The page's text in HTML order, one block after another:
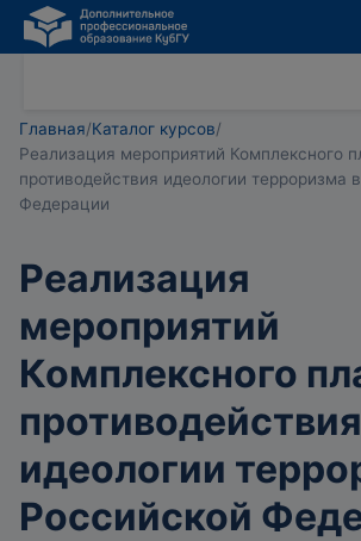
Главная/Каталог курсов/
Реализация мероприятий Комплексного
противодействия идеологии терроризма
Федерации
Реализация
мероприятий
Комплексного
противодействия
идеологии
Российской